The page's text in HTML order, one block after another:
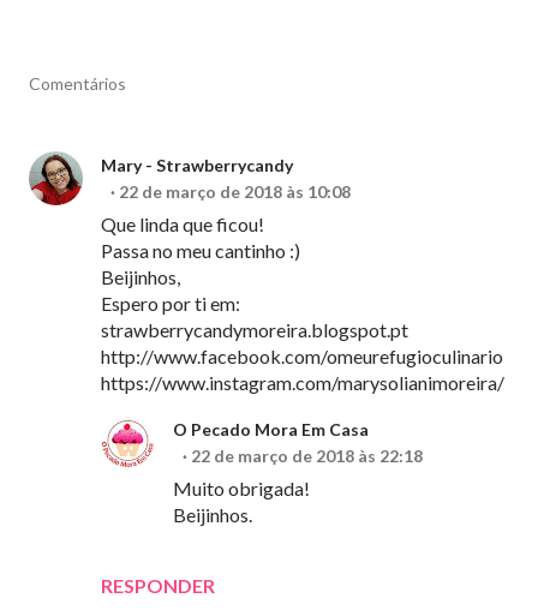
Comentários
Mary - Strawberrycandy
22 de março de 2018 às 10:08
Que linda que ficou!
Passa no meu cantinho :)
Beijinhos,
Espero por ti em:
strawberrycandymoreira.blogspot.pt
http://www.facebook.com/omeurefugioculinario
https://www.instagram.com/marysolianimoreira/
RESPONDER
O Pecado Mora Em Casa
22 de março de 2018 às 22:18
Muito obrigada!
Beijinhos.